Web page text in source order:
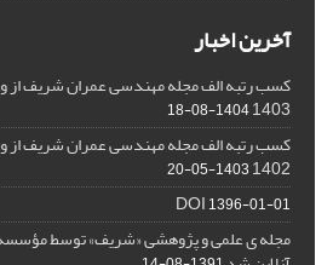
آخرین اخبار
کسب رتبه الف مجله مهندسی عمران شریف از
1403
1404-08-18
کسب رتبه الف مجله مهندسی عمران شریف از
1402
1403-05-20
DOI1396-01-01
مجله ی علمی و پژوهشی «شریف» توسط مؤسسه